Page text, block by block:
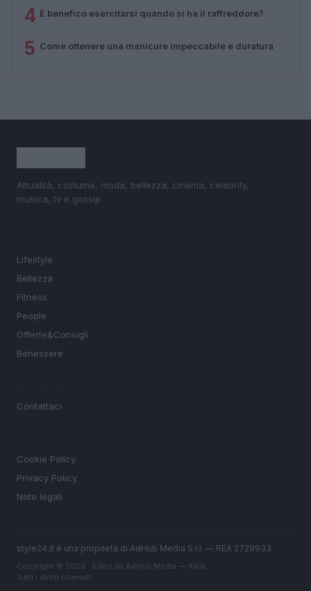
4 È benefico esercitarsi quando si ha il raffreddore?
5 Come ottenere una manicure impeccabile e duratura
Attualità, costume, moda, bellezza, cinema, celebrity,
musica, tv e gossip.
Lifestyle
Bellezza
Fitness
People
Offerte&Consigli
Benessere
Contattaci
Cookie Policy
Privacy Policy
Note legali
style24.it è una proprietà di AdHub Media S.r.l. — REA 2729933
Copyright © 2026 · Edito da AdHub Media — Italia
Tutti i diritti riservati